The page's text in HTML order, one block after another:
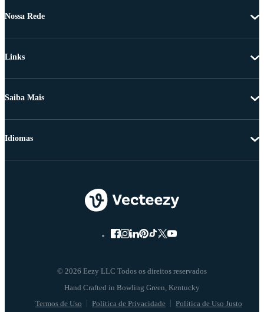
Nossa Rede
Links
Saiba Mais
© 2026 Eezy LLC Todos os direitos reservados
Termos de Uso Política de Privacidade Política de Uso Justo
Idiomas